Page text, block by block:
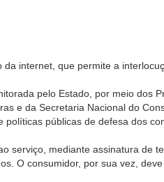
internet, que permite a
pelo Estado, por meio dos
e da Secretaria Nacional do
públicas de defesa dos
serviço, mediante assinatura de
O consumidor, por sua vez,